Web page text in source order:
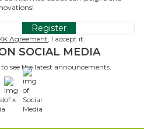
Register
Agreement, I accept it.
SOCIAL MEDIA
see the latest announcements.
x